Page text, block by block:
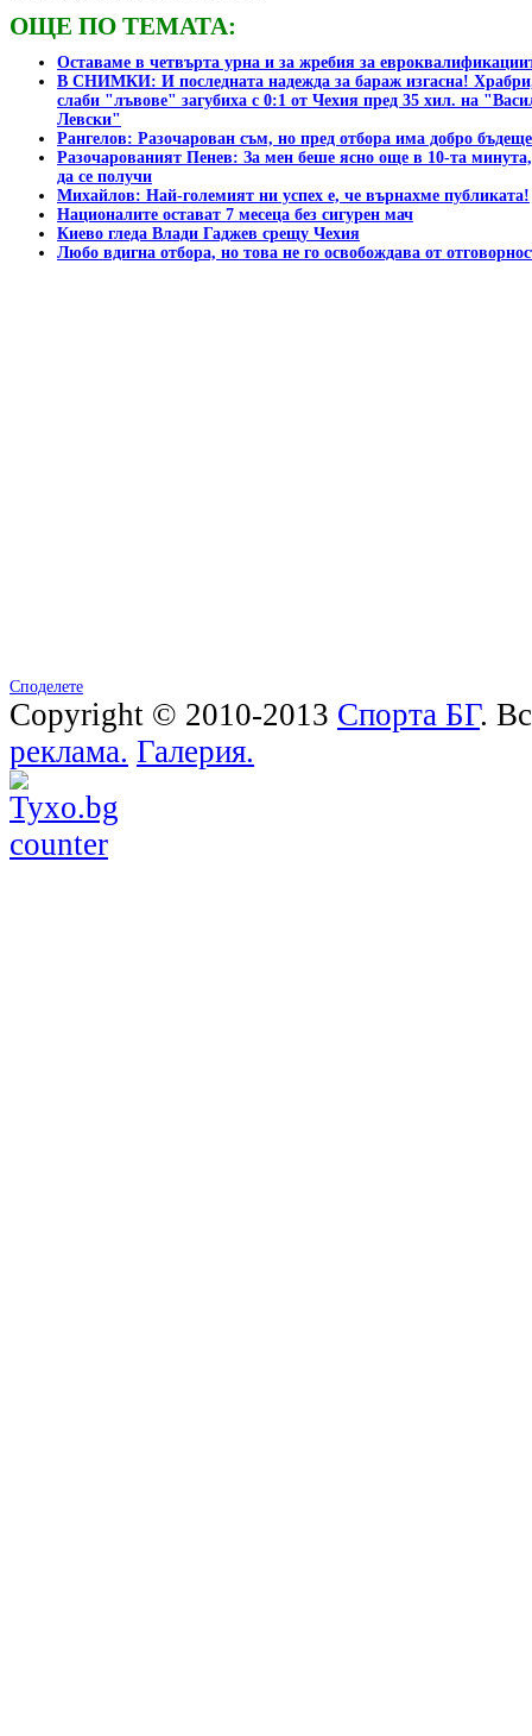
ОЩЕ ПО ТЕМАТА:
Оставаме в четвърта урна и за жребия за
В СНИМКИ: И последната надежда за бараж изгасна!
слаби "лъвове" загубиха с 0:1 от Чехия пред 35 хил. на
Левски"
Рангелов: Разочарован съм, но пред отбора има добро бъдеще
Разочарованият Пенев: За мен беше ясно още в 10-та
да се получи
Михайлов: Най-големият ни успех е, че върнахме публиката!
Националите остават 7 месеца без сигурен мач
Киево гледа Влади Гаджев срещу Чехия
Любо вдигна отбора, но това не го освобождава от
Споделете
Copyright © 2010-2013 Спорта БГ.
реклама. Галерия.